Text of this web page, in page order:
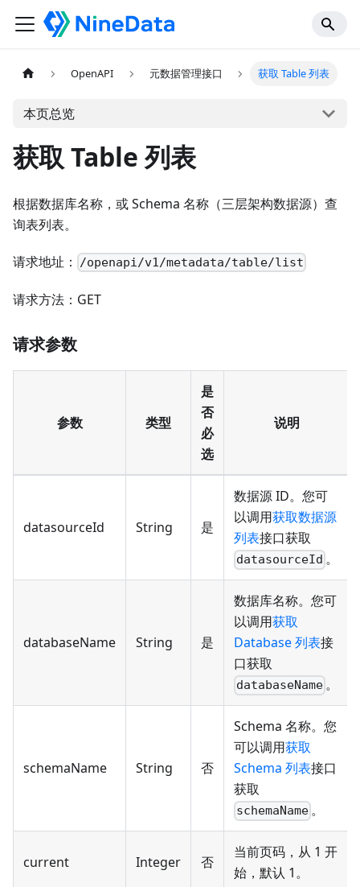
OpenAPI 元数据管理接口 获取 Table 列表
本页总览
获取 Table 列表
根据数据库名称，或 Schema 名称（三层架构数据源）查
询表列表。
请求地址： /openapi/v1/metadata/table/list
请求方法：GET
请求参数
参数 类型
是
否
必
选
说明
datasourceId String 是
数据源 ID。您可
以调用获取数据源
列表接口获取
datasourceId 。
databaseName String 是
数据库名称。您可
以调用获取
Database 列表接
口获取
databaseName 。
schemaName String 否
Schema 名称。您
可以调用获取
Schema 列表接口
获取
schemaName 。
current Integer 否
当前页码，从 1 开
始，默认 1。